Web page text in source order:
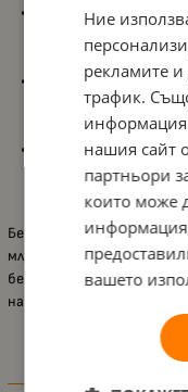
Вместимост 240 мл:
Стъклено шише:
което е безопасно
почистване.
Проекция против
проекция, която
течността и
Бебешкото стъклено
мл, е надеждно и
бебе, предлагайки
на вас.
Ние
рекламите
трафик.
информация
нашия сайт
партньори
които може
вашето